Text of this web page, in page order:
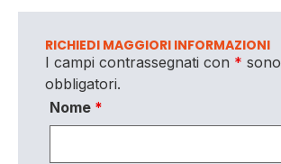
RICHIEDI MAGGIORI INFORMAZIONI
I campi contrassegnati con * sono
obbligatori.
Nome *